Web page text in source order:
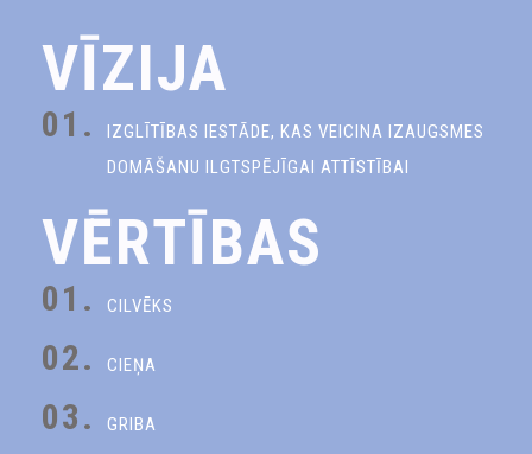
VĪZIJA
01.
IZGLĪTĪBAS IESTĀDE, KAS VEICINA IZAUGSMES
DOMĀŠANU ILGTSPĒJĪGAI ATTĪSTĪBAI
VĒRTĪBAS
01. CILVĒKS
02. CIEŅA
03. GRIBA